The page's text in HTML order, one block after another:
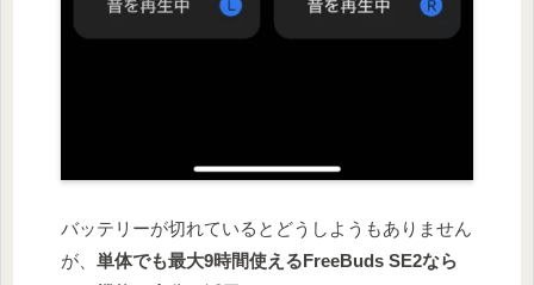
バッテリーが切れているとどうしようもありません
が、 単体でも最大9時間使えるFreeBuds SE2なら